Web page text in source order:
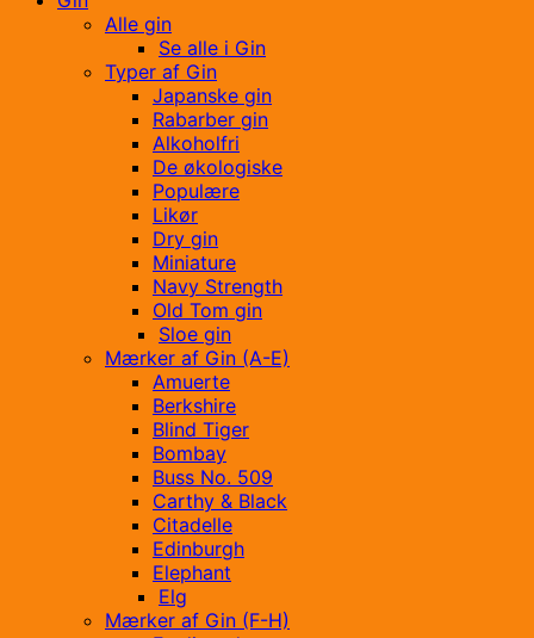
Alle gin
Se alle i Gin
Typer af Gin
Japanske gin
Rabarber gin
Alkoholfri
De økologiske
Populære
Likør
Dry gin
Miniature
Navy Strength
Old Tom gin
Sloe gin
Mærker af Gin (A-E)
Amuerte
Berkshire
Blind Tiger
Bombay
Buss No. 509
Carthy & Black
Citadelle
Edinburgh
Elephant
Elg
Mærker af Gin (F-H)